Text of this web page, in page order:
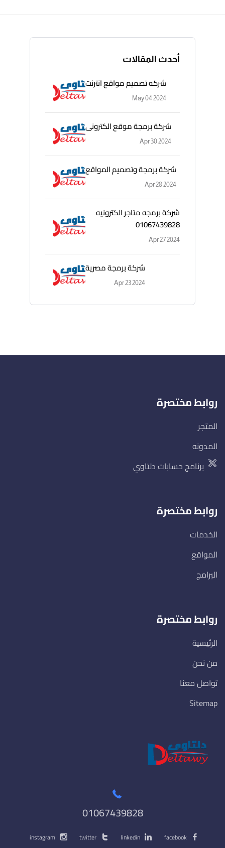
أحدث المقالات
شركه تصميم مواقع انترنت
May 04 2024
شركة برمجة موقع الكترونى
Apr 30 2024
شركة برمجة وتصميم المواقع
Apr 28 2024
شركة برمجه متاجر الكترونيه
01067439828
Apr 27 2024
شركة برمجة مصرية
Apr 23 2024
روابط مختصرة
المتجر
المدونه
برنامج حسابات دلتاوي
روابط مختصرة
الخدمات
المواقع
البرامج
روابط مختصرة
الرئيسية
من نحن
تواصل معنا
Sitemap
01067439828
facebook
linkedin
twitter
instagram